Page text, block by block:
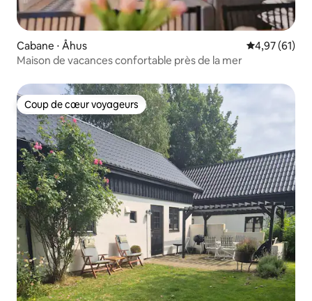
Cabane ⋅ Åhus Évaluation
4,97 (61)
Maison de vacances confortable près de la mer
Coup de cœur voyageurs
Coup de cœur voyageurs